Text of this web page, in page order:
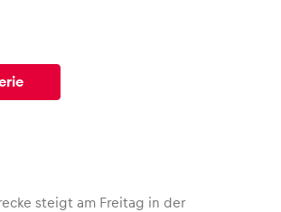
steigt am Freitag in der